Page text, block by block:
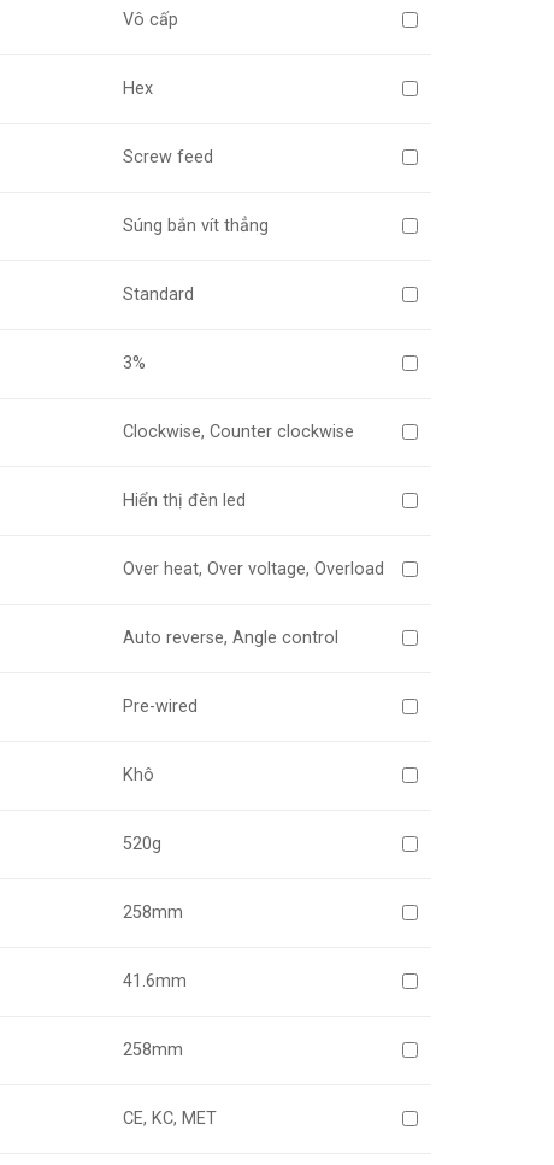
Vô cấp
Hex
Screw feed
Súng bắn vít thẳng
Standard
3%
Clockwise, Counter clockwise
Hiển thị đèn led
Over heat, Over voltage, Overload
Auto reverse, Angle control
Pre-wired
Khô
520g
258mm
41.6mm
258mm
CE, KC, MET